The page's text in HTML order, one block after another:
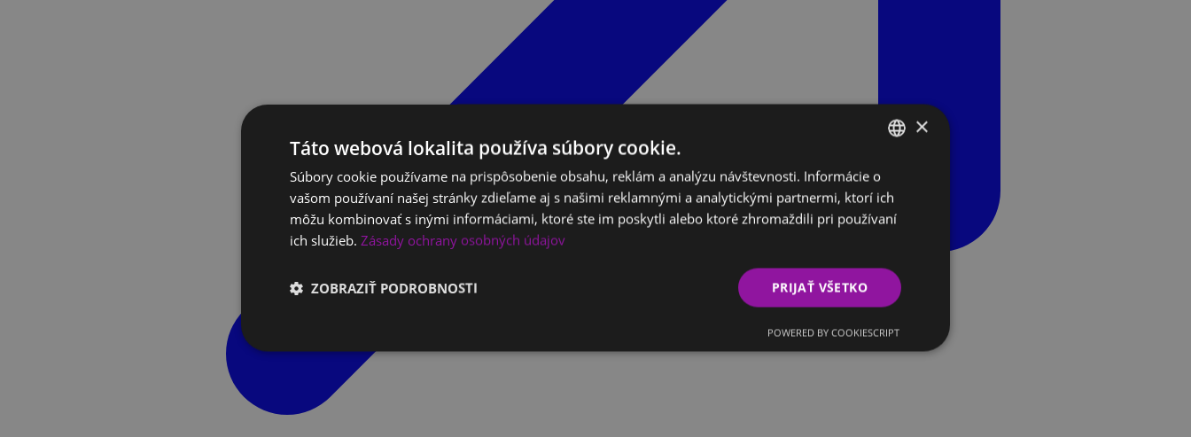
SLOVAK
ENGLISH
×
Táto webová lokalita používa súbory cookie.
Súbory cookie používame na prispôsobenie obsahu, reklám a analýzu návštevnosti. Informácie o
vašom používaní našej stránky zdieľame aj s našimi reklamnými a analytickými partnermi, ktorí ich
môžu kombinovať s inými informáciami, ktoré ste im poskytli alebo ktoré zhromaždili pri používaní
ich služieb. Zásady ochrany osobných údajov
PRIJAŤ VŠETKO
ZOBRAZIŤ PODROBNOSTI
POWERED BY COOKIESCRIPT